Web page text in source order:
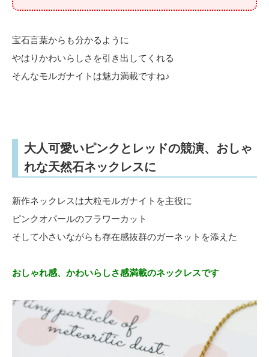
宝石言葉からも分かるように
やはりかわいらしさを引き出してくれる
そんなモルガナイトは魅力満載ですね♪
大人可愛いピンクとレッドの競演、おしゃ
れな天然石ネックレスに
新作ネックレスは大粒モルガナイトを主役に
ピンクオパールのフラワーカット
そして小さいながらも存在感抜群のガーネットを添えた
おしゃれ感、かわいらしさ感満載のネックレスです